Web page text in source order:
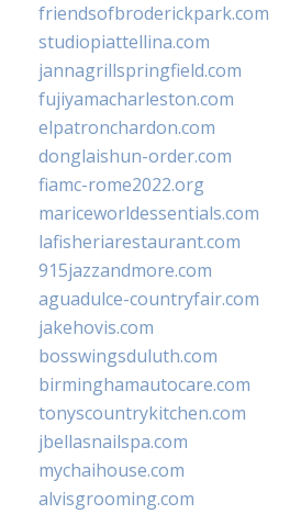
friendsofbroderickpark.com
studiopiattellina.com
jannagrillspringfield.com
fujiyamacharleston.com
elpatronchardon.com
donglaishun-order.com
fiamc-rome2022.org
mariceworldessentials.com
lafisheriarestaurant.com
915jazzandmore.com
aguadulce-countryfair.com
jakehovis.com
bosswingsduluth.com
birminghamautocare.com
tonyscountrykitchen.com
jbellasnailspa.com
mychaihouse.com
alvisgrooming.com